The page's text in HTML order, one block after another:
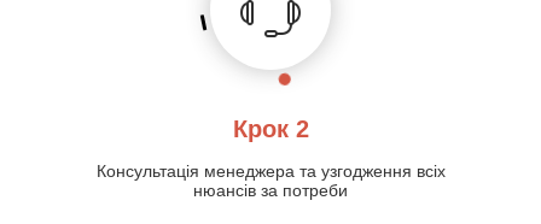
Крок 2
Консультація менеджера та узгодження всіх
нюансів за потреби